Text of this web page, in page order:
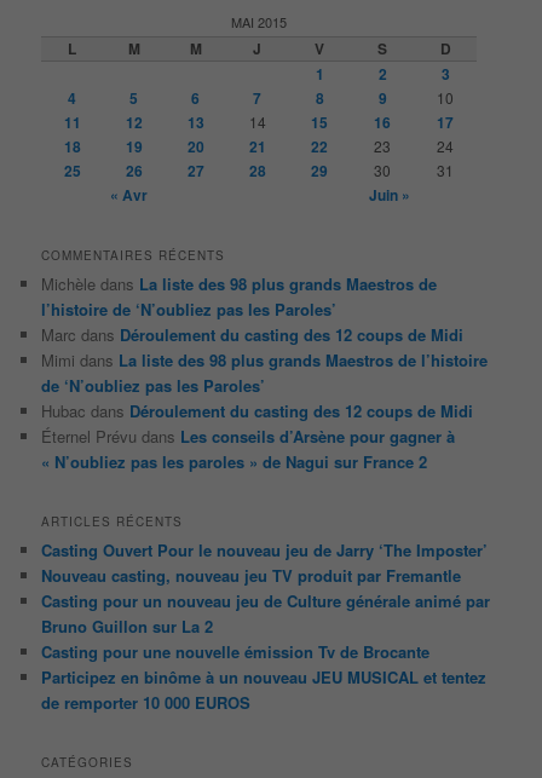
MAI 2015
L M M J V S
D
1
2
3
4
5 6 7 8 9 10
11 12 13 14 15 16
17
18
19 20 21 22 23 24
25 26 27 28 29 30 31
« Avr Juin »
COMMENTAIRES RÉCENTS
Michèle dans La liste des 98 plus grands Maestros de
l’histoire de ‘N’oubliez pas les Paroles’
Marc dans Déroulement du casting des 12 coups de Midi
Mimi dans La liste des 98 plus grands Maestros de l’histoire
de ‘N’oubliez pas les Paroles’
Hubac dans Déroulement du casting des 12 coups de Midi
Éternel Prévu dans Les conseils d’Arsène pour gagner à
« N’oubliez pas les paroles » de Nagui sur France 2
ARTICLES RÉCENTS
Casting Ouvert Pour le nouveau jeu de Jarry ‘The Imposter’
Nouveau casting, nouveau jeu TV produit par Fremantle
Casting pour un nouveau jeu de Culture générale animé par
Bruno Guillon sur La 2
Casting pour une nouvelle émission Tv de Brocante
Participez en binôme à un nouveau JEU MUSICAL et tentez
de remporter 10 000 EUROS
CATÉGORIES